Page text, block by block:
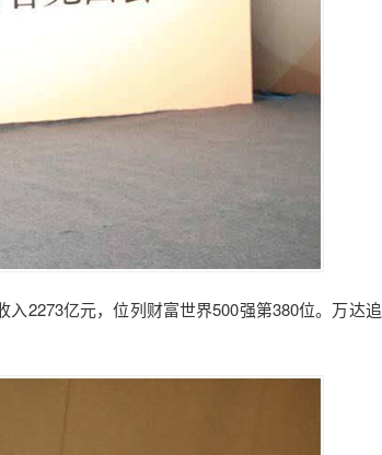
2273亿元，位列财富世界500强第380位。万达追